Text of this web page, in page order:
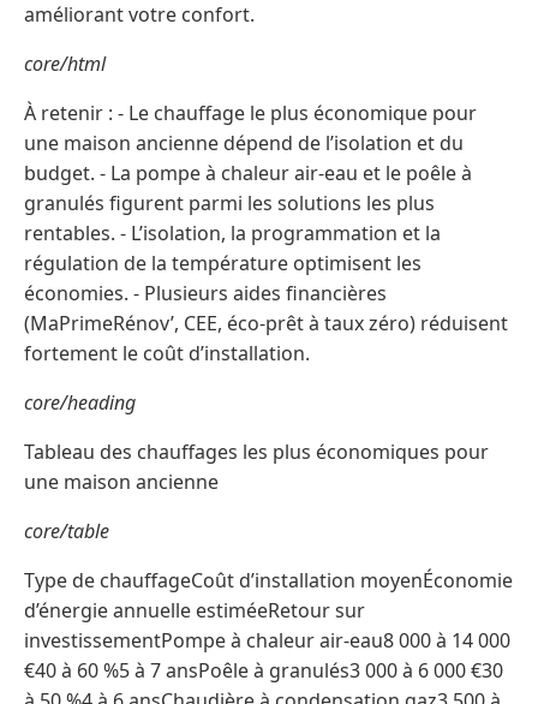
améliorant votre confort.
core/html
À retenir : - Le chauffage le plus économique pour
une maison ancienne dépend de l’isolation et du
budget. - La pompe à chaleur air-eau et le poêle à
granulés figurent parmi les solutions les plus
rentables. - L’isolation, la programmation et la
régulation de la température optimisent les
économies. - Plusieurs aides financières
(MaPrimeRénov’, CEE, éco-prêt à taux zéro) réduisent
fortement le coût d’installation.
core/heading
Tableau des chauffages les plus économiques pour
une maison ancienne
core/table
Type de chauffageCoût d’installation moyenÉconomie
d’énergie annuelle estiméeRetour sur
investissementPompe à chaleur air-eau8 000 à 14 000
€40 à 60 %5 à 7 ansPoêle à granulés3 000 à 6 000 €30